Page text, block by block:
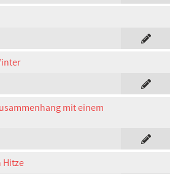
mit einem
Hitze